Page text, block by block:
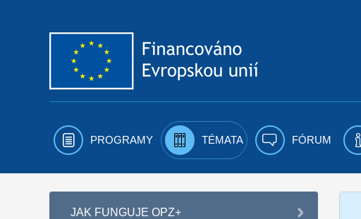
PROGRAMY TÉMATA FÓRUM
JAK FUNGUJE OPZ+